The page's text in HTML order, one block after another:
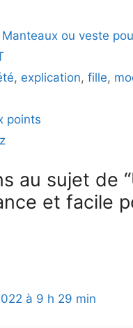
V
i
o
Manteaux ou veste
, explication,fille,
points
au sujet de
et facile
à 9 h 29 min